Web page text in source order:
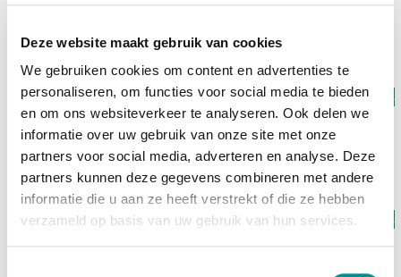
Deze website maakt gebruik van cookies
We gebruiken cookies om content en advertenties te
personaliseren, om functies voor social media te bieden
en om ons websiteverkeer te analyseren. Ook delen we
informatie over uw gebruik van onze site met onze
partners voor social media, adverteren en analyse. Deze
partners kunnen deze gegevens combineren met andere
informatie die u aan ze heeft verstrekt of die ze hebben
verzameld op basis van uw gebruik van hun services.
Op voorraad
Sonnet
Echo 13 Thunderbolt 5 SSD Dock (1TB)
Op voorraad